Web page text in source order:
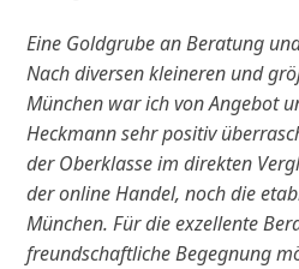
Eine Goldgrube an Beratung
Nach diversen kleineren und
München war ich von Angebot
Heckmann sehr positiv
der Oberklasse im direkten
der online Handel, noch die
München. Für die exzellente
freundschaftliche Begegnung